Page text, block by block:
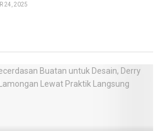
24, 2025